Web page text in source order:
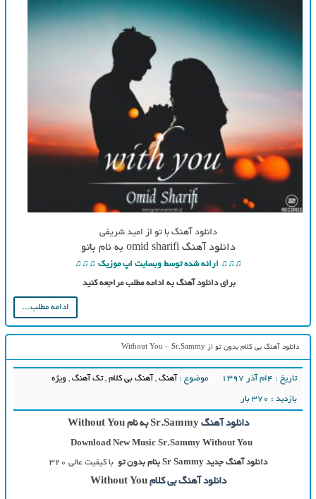
دانلود آهنگ با تو از امید شریفی
دانلود آهنگ omid sharifi به نام باتو
♫♫♫ ارائه شده توسط وبسایت اپ موزیک ♫♫♫
برای دانلود آهنگ به ادامه مطلب مراجعه کنید
ادامه مطلب...
دانلود آهنگ بی کلام بدون تو از Without You – Sr.Sammy
تاریخ : ۴ام آذر ۱۳۹۷ موضوع : آهنگ, آهنگ بی کلام,تک آهنگ, ویژه
بازدید : 370 بار
دانلود آهنگ Sr.Sammy به نام Without You
Download New Music Sr.Sammy Without You
دانلود آهنگ جدیدSr Sammy بنام بدون توبا کیفیت عالی ۳۲۰
دانلود آهنگ بی کلام Without You